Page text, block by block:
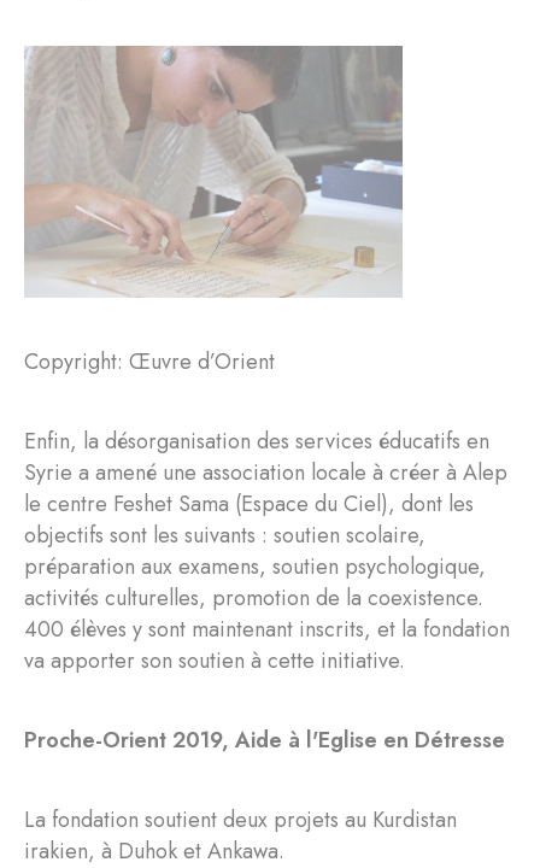
Copyright: Œuvre d’Orient
Enfin, la désorganisation des services éducatifs en
Syrie a amené une association locale à créer à Alep
le centre Feshet Sama (Espace du Ciel), dont les
objectifs sont les suivants : soutien scolaire,
préparation aux examens, soutien psychologique,
activités culturelles, promotion de la coexistence.
400 élèves y sont maintenant inscrits, et la fondation
va apporter son soutien à cette initiative.
Proche-Orient 2019, Aide à l'Eglise en Détresse
La fondation soutient deux projets au Kurdistan
irakien, à Duhok et Ankawa.